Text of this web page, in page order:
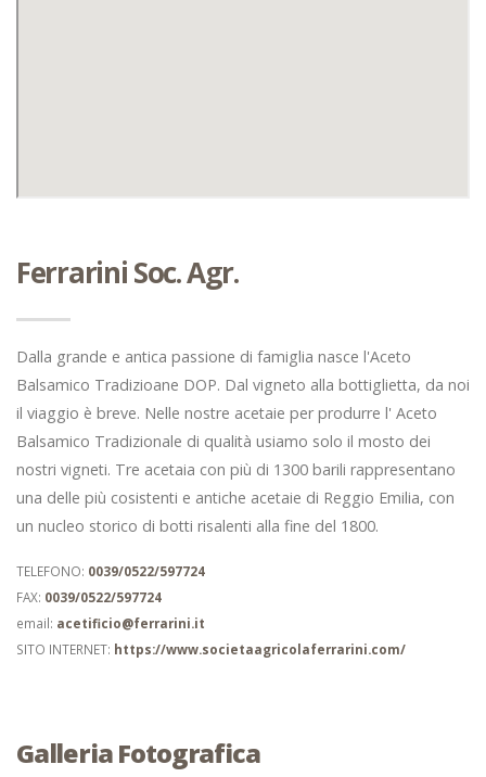
Ferrarini Soc. Agr.
Dalla grande e antica passione di famiglia nasce l'Aceto
Balsamico Tradizioane DOP. Dal vigneto alla bottiglietta, da noi
il viaggio è breve. Nelle nostre acetaie per produrre l' Aceto
Balsamico Tradizionale di qualità usiamo solo il mosto dei
nostri vigneti. Tre acetaia con più di 1300 barili rappresentano
una delle più cosistenti e antiche acetaie di Reggio Emilia, con
un nucleo storico di botti risalenti alla fine del 1800.
TELEFONO: 0039/0522/597724
FAX: 0039/0522/597724
email: acetificio@ferrarini.it
SITO INTERNET: https://www.societaagricolaferrarini.com/
Galleria Fotografica